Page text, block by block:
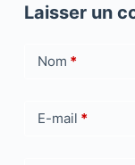
Laisser un
Nom *
E-mail *